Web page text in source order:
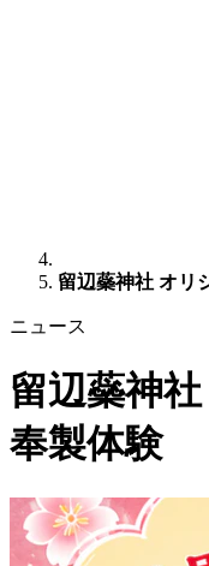
留辺蘂神社 オリ
ニュース
留辺蘂神
奉製体験